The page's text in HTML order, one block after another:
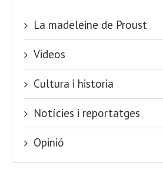
La madeleine de Proust
Videos
Cultura i historia
Notícies i reportatges
Opinió